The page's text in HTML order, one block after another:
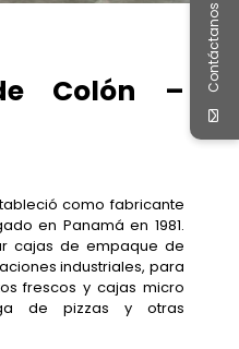
Colón –
como fabricante
en Panamá en 1981.
cajas de empaque de
industriales, para
frescos y cajas micro
de pizzas y otras
Contáctanos